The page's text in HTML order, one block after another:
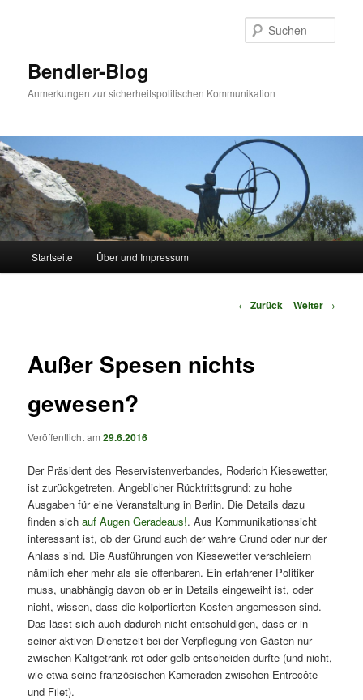
Bendler-Blog
Anmerkungen zur sicherheitspolitischen Kommunikation
Startseite Über und Impressum
Beitrags-
← Zurück Weiter →
Außer Spesen nichts
gewesen?
Veröffentlicht am29.6.2016
Der Präsident des Reservistenverbandes, Roderich Kiesewetter,
ist zurückgetreten. Angeblicher Rücktrittsgrund: zu hohe
Ausgaben für eine Veranstaltung in Berlin. Die Details dazu
finden sichauf Augen Geradeaus!. Aus Kommunikationssicht
interessant ist, ob der Grund auch der wahre Grund oder nur der
Anlass sind. Die Ausführungen von Kiesewetter verschleiern
nämlich eher mehr als sie offenbaren. Ein erfahrener Politiker
muss, unabhängig davon ob er in Details eingeweiht ist, oder
nicht, wissen, dass die kolportierten Kosten angemessen sind.
Das lässt sich auch dadurch nicht entschuldigen, dass er in
seiner aktiven Dienstzeit bei der Verpflegung von Gästen nur
zwischen Kaltgetränk rot oder gelb entscheiden durfte (und nicht,
wie etwa seine französischen Kameraden zwischen Entrecôte
und Filet).